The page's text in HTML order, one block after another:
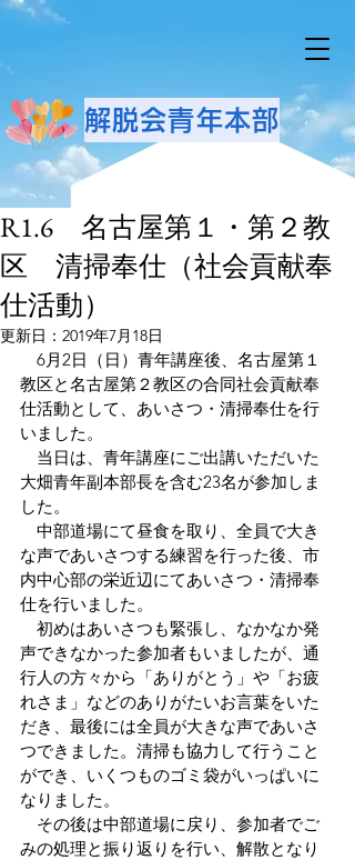
解脱会青年本部
R1.6 名古屋第１・第２教
区 清掃奉仕（社会貢献奉
仕活動）
更新日： 2019年7月18日
6月2日（日）青年講座後、名古屋第１
教区と名古屋第２教区の合同社会貢献奉
仕活動として、あいさつ・清掃奉仕を行
いました。
当日は、青年講座にご出講いただいた
大畑青年副本部長を含む23名が参加しま
した。
中部道場にて昼食を取り、全員で大き
な声であいさつする練習を行った後、市
内中心部の栄近辺にてあいさつ・清掃奉
仕を行いました。
初めはあいさつも緊張し、なかなか発
声できなかった参加者もいましたが、通
行人の方々から「ありがとう」や「お疲
れさま」などのありがたいお言葉をいた
だき、最後には全員が大きな声であいさ
つできました。清掃も協力して行うこと
ができ、いくつものゴミ袋がいっぱいに
なりました。
その後は中部道場に戻り、参加者でご
みの処理と振り返りを行い、解散となり